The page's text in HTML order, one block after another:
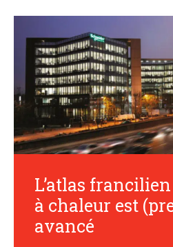
L’atlas
à chaleur est
avancé